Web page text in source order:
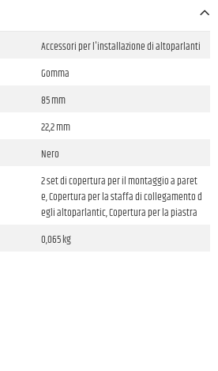
Accessori per l'installazione di altoparlanti
Gomma
85 mm
22,2 mm
Nero
2 set di copertura per il montaggio a paret
e, Copertura per la staffa di collegamento d
egli altoparlantic, Copertura per la piastra
0,065 kg